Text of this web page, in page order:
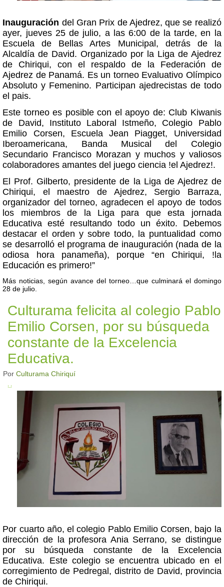
Inauguración del Gran Prix de Ajedrez, que se realizó
ayer, jueves 25 de julio, a las 6:00 de la tarde, en la
Escuela de Bellas Artes Municipal, detrás de la
Alcaldía de David. Organizado por la Liga de Ajedrez
de Chiriqui, con el respaldo de la Federación de
Ajedrez de Panamá. Es un torneo Evaluativo Olímpico
Absoluto y Femenino. Participan ajedrecistas de todo
el pais.
Este torneo es posible con el apoyo de: Club Kiwanis
de David, Instituto Laboral Istmeño, Colegio Pablo
Emilio Corsen, Escuela Jean Piagget, Universidad
Iberoamericana, Banda Musical del Colegio
Secundario Francisco Morazan y muchos y valiosos
colaboradores amantes del juego ciencia !el Ajedrez!.
El Prof. Gilberto, presidente de la Liga de Ajedrez de
Chiriqui, el maestro de Ajedrez, Sergio Barraza,
organizador del torneo, agradecen el apoyo de todos
los miembros de la Liga para que esta jornada
Educativa esté resultando todo un éxito. Debemos
destacar el orden y sobre todo, la puntualidad como
se desarrolló el programa de inauguración (nada de la
odiosa hora panameña), porque “en Chiriqui, !la
Educación es primero!”
Más noticias, según avance del torneo…que culminará el domingo
28 de julio.
Culturama felicita al colegio Pablo
Emilio Corsen, por su búsqueda
constante de la Excelencia
Educativa.
Por Culturama Chiriquí
Por cuarto año, el colegio Pablo Emilio Corsen, bajo la
dirección de la profesora Ania Serrano, se distingue
por su búsqueda constante de la Excelencia
Educativa. Este colegio se encuentra ubicado en el
corregimiento de Pedregal, distrito de David, provincia
de Chiriqui.